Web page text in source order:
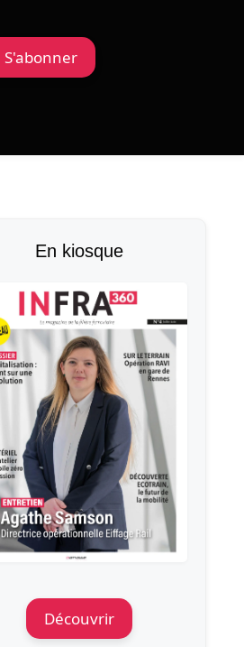
S'abonner
En kiosque
Découvrir